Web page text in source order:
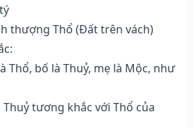
thượng Thổ (Ðất trên vách)
Thổ, bố là Thuỷ, mẹ là Mộc, như
tương khắc với Thổ của